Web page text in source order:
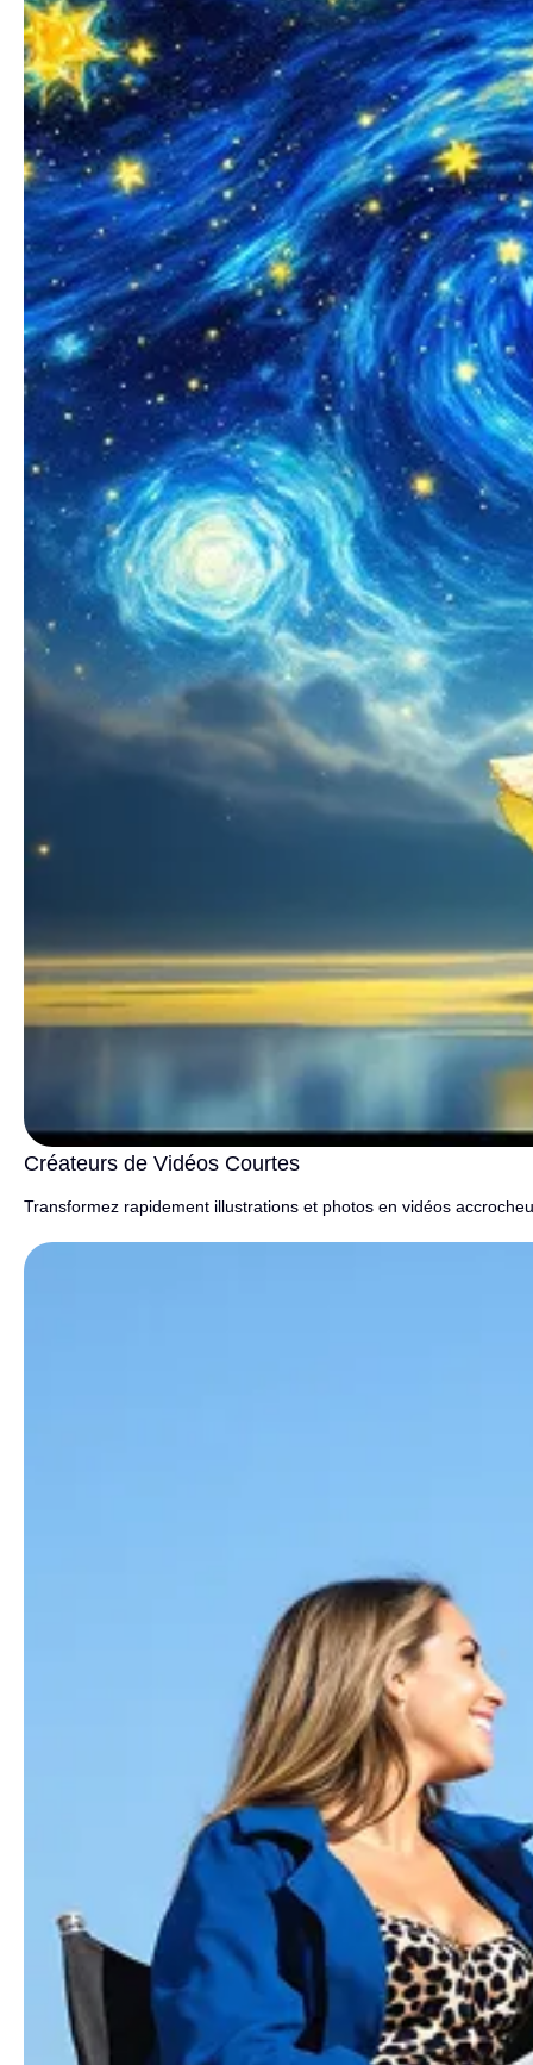
Créateurs de Vidéos Courtes
Transformez rapidement illustrations et photos en vidéos